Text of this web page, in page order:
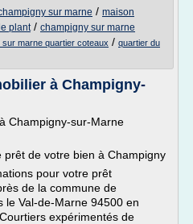
sur marne / maison
plant/ champigny sur marne
sur marne quartier coteaux / quartier du
à Champigny-
Champigny-sur-Marne
de votre bien à Champigny
pour votre prêt
de la commune de
le Val-de-Marne 94500 en
expérimentés de